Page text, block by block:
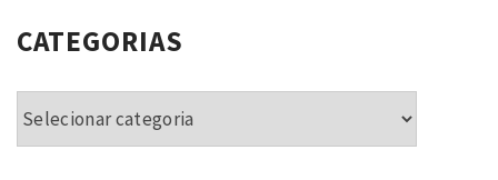
CATEGORIAS